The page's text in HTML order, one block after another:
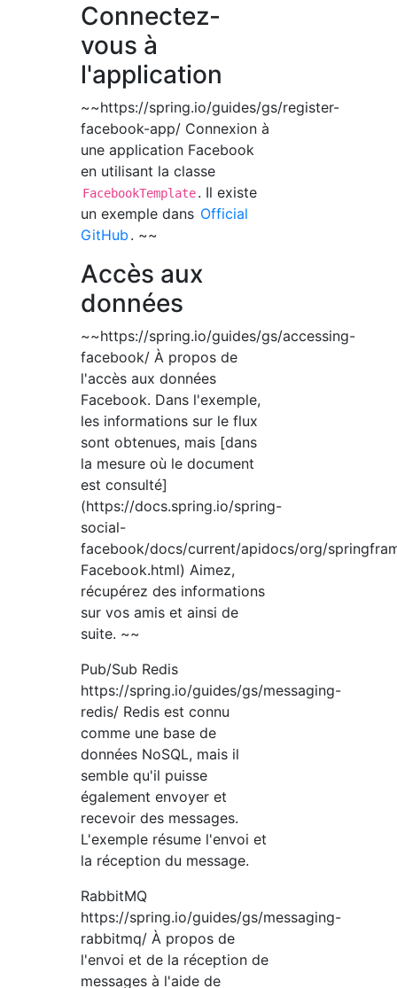
Connectez-
vous à
l'application
~~https://spring.io/guides/gs/register-
facebook-app/ Connexion à
une application Facebook
en utilisant la classe
FacebookTemplate. Il existe
un exemple dans Official
GitHub . ~~
Accès aux
données
~~https://spring.io/guides/gs/accessing-
facebook/ À propos de
l'accès aux données
Facebook. Dans l'exemple,
les informations sur le flux
sont obtenues, mais [dans
la mesure où le document
est consulté]
(https://docs.spring.io/spring-
social-
facebook/docs/current/apidocs/org/
Facebook.html) Aimez,
récupérez des informations
sur vos amis et ainsi de
suite. ~~
Pub/Sub Redis
https://spring.io/guides/gs/messaging-
redis/ Redis est connu
comme une base de
données NoSQL, mais il
semble qu'il puisse
également envoyer et
recevoir des messages.
L'exemple résume l'envoi et
la réception du message.
RabbitMQ
https://spring.io/guides/gs/messaging-
rabbitmq/ À propos de
l'envoi et de la réception de
messages à l'aide de